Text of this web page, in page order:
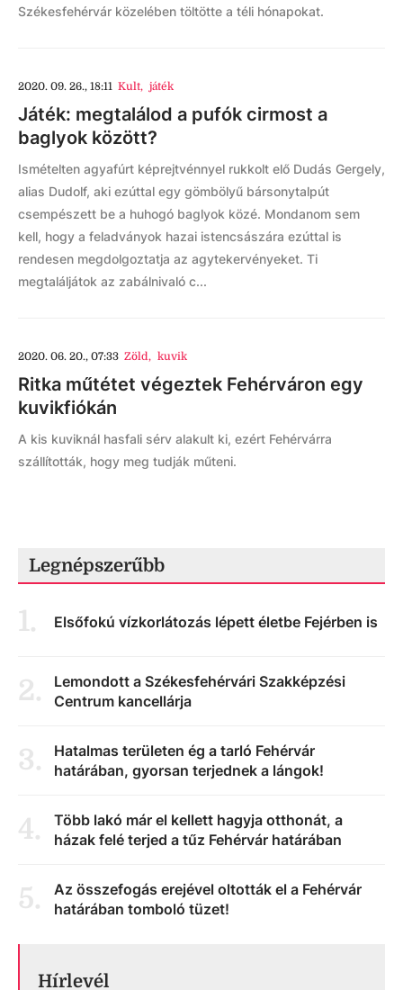
Székesfehérvár közelében töltötte a téli hónapokat.
2020. 09. 26., 18:11 Kult, játék
Játék: megtalálod a pufók cirmost a
baglyok között?
Ismételten agyafúrt képrejtvénnyel rukkolt elő Dudás Gergely,
alias Dudolf, aki ezúttal egy gömbölyű bársonytalpút
csempészett be a huhogó baglyok közé. Mondanom sem
kell, hogy a feladványok hazai istencsászára ezúttal is
rendesen megdolgoztatja az agytekervényeket. Ti
megtaláljátok az zabálnivaló c...
2020. 06. 20., 07:33 Zöld, kuvik
Ritka műtétet végeztek Fehérváron egy
kuvikfiókán
A kis kuviknál hasfali sérv alakult ki, ezért Fehérvárra
szállították, hogy meg tudják műteni.
Legnépszerűbb
1. Elsőfokú vízkorlátozás lépett életbe Fejérben is
2.
Lemondott a Székesfehérvári Szakképzési
Centrum kancellárja
3.
Hatalmas területen ég a tarló Fehérvár
határában, gyorsan terjednek a lángok!
4.
Több lakó már el kellett hagyja otthonát, a
házak felé terjed a tűz Fehérvár határában
5.
Az összefogás erejével oltották el a Fehérvár
határában tomboló tüzet!
Hírlevél